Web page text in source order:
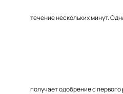
течение нескольких минут.
получает одобрение с первого